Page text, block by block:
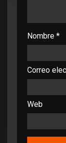
Nombre *
Correo
Web